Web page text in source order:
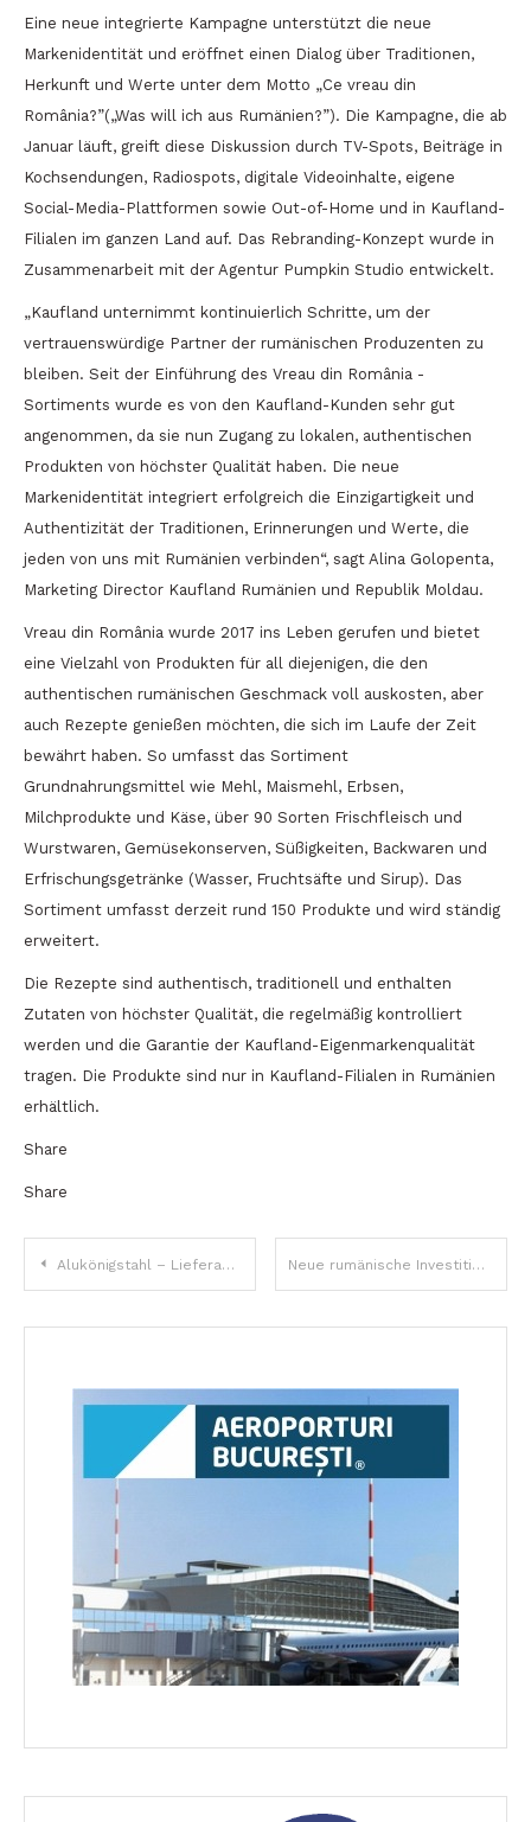
Eine neue integrierte Kampagne unterstützt die neue
Markenidentität und eröffnet einen Dialog über Traditionen,
Herkunft und Werte unter dem Motto „Ce vreau din
România?”(„Was will ich aus Rumänien?”). Die Kampagne, die ab
Januar läuft, greift diese Diskussion durch TV-Spots, Beiträge in
Kochsendungen, Radiospots, digitale Videoinhalte, eigene
Social-Media-Plattformen sowie Out-of-Home und in Kaufland-
Filialen im ganzen Land auf. Das Rebranding-Konzept wurde in
Zusammenarbeit mit der Agentur Pumpkin Studio entwickelt.
„Kaufland unternimmt kontinuierlich Schritte, um der
vertrauenswürdige Partner der rumänischen Produzenten zu
bleiben. Seit der Einführung des Vreau din România -
Sortiments wurde es von den Kaufland-Kunden sehr gut
angenommen, da sie nun Zugang zu lokalen, authentischen
Produkten von höchster Qualität haben. Die neue
Markenidentität integriert erfolgreich die Einzigartigkeit und
Authentizität der Traditionen, Erinnerungen und Werte, die
jeden von uns mit Rumänien verbinden“, sagt Alina Golopenta,
Marketing Director Kaufland Rumänien und Republik Moldau.
Vreau din România wurde 2017 ins Leben gerufen und bietet
eine Vielzahl von Produkten für all diejenigen, die den
authentischen rumänischen Geschmack voll auskosten, aber
auch Rezepte genießen möchten, die sich im Laufe der Zeit
bewährt haben. So umfasst das Sortiment
Grundnahrungsmittel wie Mehl, Maismehl, Erbsen,
Milchprodukte und Käse, über 90 Sorten Frischfleisch und
Wurstwaren, Gemüsekonserven, Süßigkeiten, Backwaren und
Erfrischungsgetränke (Wasser, Fruchtsäfte und Sirup). Das
Sortiment umfasst derzeit rund 150 Produkte und wird ständig
erweitert.
Die Rezepte sind authentisch, traditionell und enthalten
Zutaten von höchster Qualität, die regelmäßig kontrolliert
werden und die Garantie der Kaufland-Eigenmarkenqualität
tragen. Die Produkte sind nur in Kaufland-Filialen in Rumänien
erhältlich.
Share
Share
Beitragsnavigation
Alukönigstahl – Lieferant des Jahres für Tischlerarbeiten, Vorhangfassaden und Trennwände Neue rumänische Investition in Bayern, unterstützt durch die AHK Rumänien